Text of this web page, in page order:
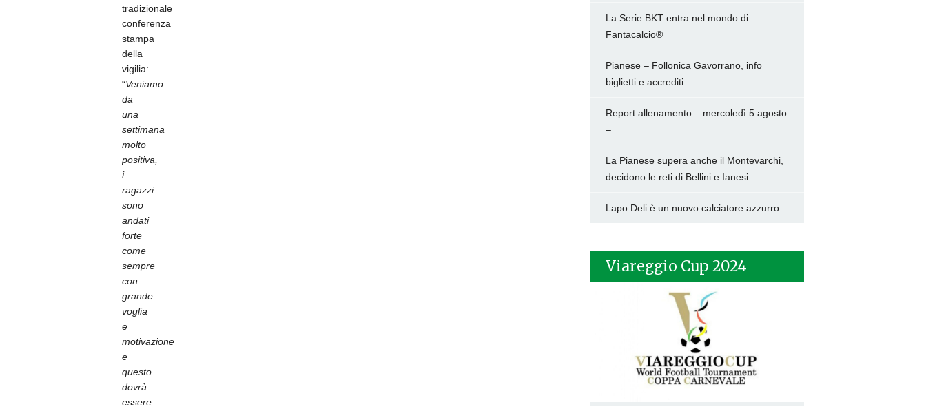
tradizionale
conferenza
stampa
della
vigilia:
“Veniamo
da
una
settimana
molto
positiva,
i
ragazzi
sono
andati
forte
come
sempre
con
grande
voglia
e
motivazione
e
questo
dovrà
essere
La Serie BKT entra nel mondo di
Fantacalcio®
Pianese – Follonica Gavorrano, info
biglietti e accrediti
Report allenamento – mercoledì 5 agosto
–
La Pianese supera anche il Montevarchi,
decidono le reti di Bellini e Ianesi
Lapo Deli è un nuovo calciatore azzurro
Viareggio Cup 2024